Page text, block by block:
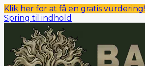
Klik her for at få en gratis vurdering!
Spring til indhold